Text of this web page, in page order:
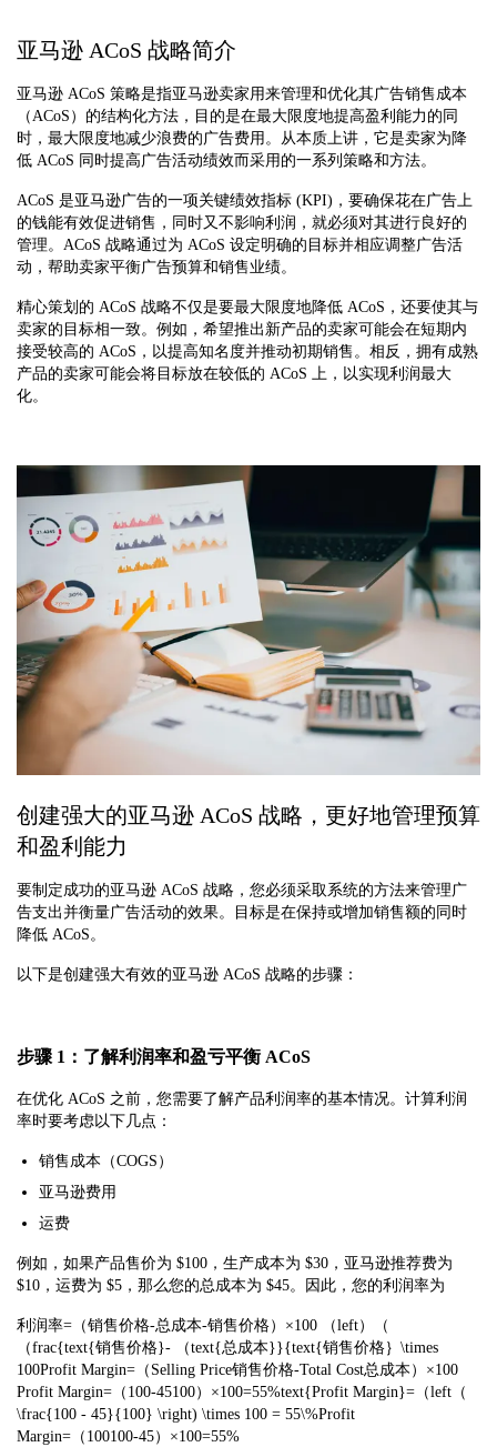
亚马逊 ACoS 战略简介
亚马逊 ACoS 策略是指亚马逊卖家用来管理和优化其广告销售成本
（ACoS）的结构化方法，目的是在最大限度地提高盈利能力的同
时，最大限度地减少浪费的广告费用。从本质上讲，它是卖家为降
低 ACoS 同时提高广告活动绩效而采用的一系列策略和方法。
ACoS 是亚马逊广告的一项关键绩效指标 (KPI)，要确保花在广告上
的钱能有效促进销售，同时又不影响利润，就必须对其进行良好的
管理。ACoS 战略通过为 ACoS 设定明确的目标并相应调整广告活
动，帮助卖家平衡广告预算和销售业绩。
精心策划的 ACoS 战略不仅是要最大限度地降低 ACoS，还要使其与
卖家的目标相一致。例如，希望推出新产品的卖家可能会在短期内
接受较高的 ACoS，以提高知名度并推动初期销售。相反，拥有成熟
产品的卖家可能会将目标放在较低的 ACoS 上，以实现利润最大
化。
创建强大的亚马逊 ACoS 战略，更好地管理预算
和盈利能力
要制定成功的亚马逊 ACoS 战略，您必须采取系统的方法来管理广
告支出并衡量广告活动的效果。目标是在保持或增加销售额的同时
降低 ACoS。
以下是创建强大有效的亚马逊 ACoS 战略的步骤：
步骤 1：了解利润率和盈亏平衡 ACoS
在优化 ACoS 之前，您需要了解产品利润率的基本情况。计算利润
率时要考虑以下几点：
销售成本（COGS）
亚马逊费用
运费
例如，如果产品售价为 $100，生产成本为 $30，亚马逊推荐费为
$10，运费为 $5，那么您的总成本为 $45。因此，您的利润率为
利润率=（销售价格-总成本-销售价格）×100 （left）（
（frac{text{销售价格}- （text{总成本}}{text{销售价格｝\times
100Profit Margin=（Selling Price销售价格-Total Cost总成本）×100
Profit Margin=（100-45100）×100=55%text{Profit Margin}=（left（
\frac{100 - 45}{100} \right) \times 100 = 55\%Profit
Margin=（100100-45）×100=55%